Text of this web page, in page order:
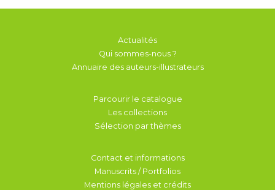
Actualités
Qui sommes-nous ?
Annuaire des auteurs-illustrateurs
Parcourir le catalogue
Les collections
Sélection par thèmes
Contact et informations
Manuscrits / Portfolios
Mentions légales et crédits